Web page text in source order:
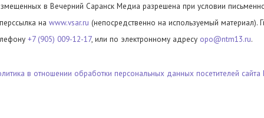
в Вечерний Саранск Медиа разрешена при условии
на www.vsar.ru (непосредственно на используемый материал).
+7 (905) 009-12-17, или по электронному адресу opo@ntm13.ru.
в отношении обработки персональных данных посетителей